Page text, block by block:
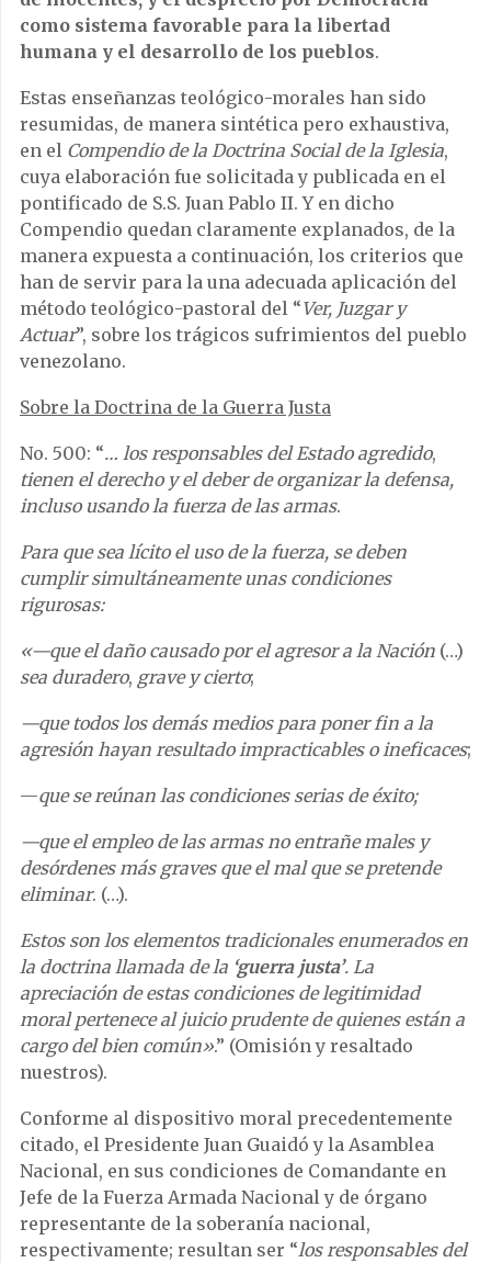
como sistema favorable para la libertad
humana y el desarrollo de los pueblos.
Estas enseñanzas teológico-morales han sido
resumidas, de manera sintética pero exhaustiva,
en el Compendio de la Doctrina Social de la Iglesia,
cuya elaboración fue solicitada y publicada en el
pontificado de S.S. Juan Pablo II. Y en dicho
Compendio quedan claramente explanados, de la
manera expuesta a continuación, los criterios que
han de servir para la una adecuada aplicación del
método teológico-pastoral del “Ver, Juzgar y
Actuar”, sobre los trágicos sufrimientos del pueblo
venezolano.
Sobre la Doctrina de la Guerra Justa
No. 500: “… los responsables del Estado agredido,
tienen el derecho y el deber de organizar la defensa,
incluso usando la fuerza de las armas.
Para que sea lícito el uso de la fuerza, se deben
cumplir simultáneamente unas condiciones
rigurosas:
«—que el daño causado por el agresor a la Nación (…)
sea duradero, grave y cierto;
—que todos los demás medios para poner fin a la
agresión hayan resultado impracticables o ineficaces;
—que se reúnan las condiciones serias de éxito;
—que el empleo de las armas no entrañe males y
desórdenes más graves que el mal que se pretende
eliminar. (…).
Estos son los elementos tradicionales enumerados en
la doctrina llamada de la ‘guerra justa’. La
apreciación de estas condiciones de legitimidad
moral pertenece al juicio prudente de quienes están a
cargo del bien común».” (Omisión y resaltado
nuestros).
Conforme al dispositivo moral precedentemente
citado, el Presidente Juan Guaidó y la Asamblea
Nacional, en sus condiciones de Comandante en
Jefe de la Fuerza Armada Nacional y de órgano
representante de la soberanía nacional,
respectivamente; resultan ser “los responsables del